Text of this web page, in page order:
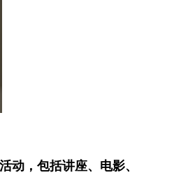
动，包括讲座、电影、